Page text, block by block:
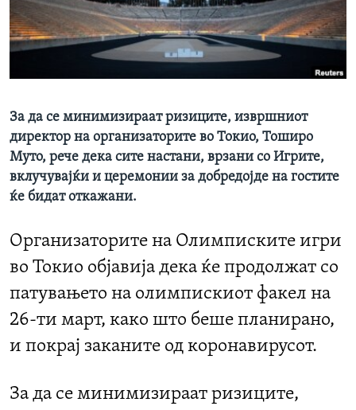
ИНТЕРВЈУА
Јазици
За да се минимизираат ризиците, извршниот
директор на организаторите во Токио, Тоширо
Муто, рече дека сите настани, врзани со Игрите,
вклучувајќи и церемонии за добредојде на гостите
ќе бидат откажани.
Организаторите на Олимписките игри
во Токио објавија дека ќе продолжат со
патувањето на олимпискиот факел на
26-ти март, како што беше планирано,
и покрај заканите од коронавирусот.
За да се минимизираат ризиците,